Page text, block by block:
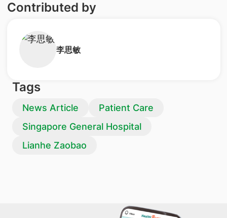
Contributed by
李思敏
Tags
News Article
Patient Care
Singapore General Hospital
Lianhe Zaobao